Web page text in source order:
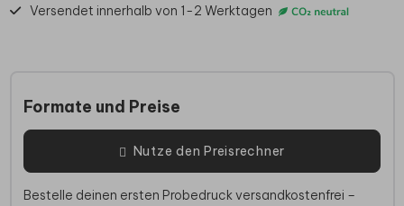
Versendet innerhalb von 1-2 Werktagen
Formate und Preise
Nutze den Preisrechner
Bestelle deinen ersten Probedruck versandkostenfrei –